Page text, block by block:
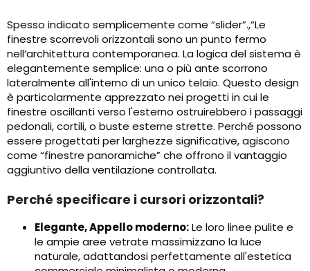
Spesso indicato semplicemente come “slider”.,“Le
finestre scorrevoli orizzontali sono un punto fermo
nell’architettura contemporanea. La logica del sistema è
elegantemente semplice: una o più ante scorrono
lateralmente all'interno di un unico telaio. Questo design
è particolarmente apprezzato nei progetti in cui le
finestre oscillanti verso l'esterno ostruirebbero i passaggi
pedonali, cortili, o buste esterne strette. Perché possono
essere progettati per larghezze significative, agiscono
come “finestre panoramiche” che offrono il vantaggio
aggiuntivo della ventilazione controllata.
Perché specificare i cursori orizzontali?
Elegante, Appello moderno:Le loro linee pulite e
le ampie aree vetrate massimizzano la luce
naturale, adattandosi perfettamente all'estetica